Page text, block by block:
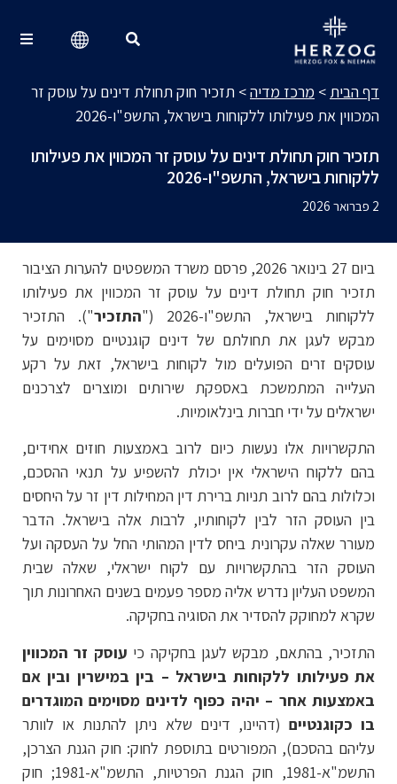
דף הבית > מרכז מדיה> תזכיר חוק תחולת דינים על עוסק זר
המכווין את פעילותו ללקוחות בישראל, התשפ"ו-2026
תזכיר חוק תחולת דינים על עוסק זר המכווין את פעילותו
ללקוחות בישראל, התשפ"ו-2026
2 פברואר 2026
ביום 27 בינואר 2026, פרסם משרד המשפטים להערות הציבור
תזכיר חוק תחולת דינים על עוסק זר המכווין את פעילותו
ללקוחות בישראל, התשפ"ו-2026 ("
התזכיר"). התזכיר
מבקש לעגן את תחולתם של דינים קוגנטיים מסוימים על
עוסקים זרים הפועלים מול לקוחות בישראל, זאת על רקע
העלייה המתמשכת באספקת שירותים ומוצרים לצרכנים
ישראלים על ידי חברות בינלאומיות.
התקשרויות אלו נעשות כיום לרוב באמצעות חוזים אחידים,
בהם ללקוח הישראלי אין יכולת להשפיע על תנאי ההסכם,
וכלולות בהם לרוב תניות ברירת דין המחילות דין זר על היחסים
בין העוסק הזר לבין לקוחותיו, לרבות אלה בישראל. הדבר
מעורר שאלה עקרונית ביחס לדין המהותי החל על העסקה ועל
העוסק הזר בהתקשרויות עם לקוח ישראלי, שאלה שבית
המשפט העליון נדרש אליה מספר פעמים בשנים האחרונות תוך
שקרא למחוקק להסדיר את הסוגיה בחקיקה.
התזכיר, בהתאם, מבקש לעגן בחקיקה כי עוסק זר המכווין
את פעילותו ללקוחות בישראל – בין במישרין ובין אם
באמצעות אחר – יהיה כפוף לדינים מסוימים המוגדרים
בו כקוגנטיים (דהיינו, דינים שלא ניתן להתנות או לוותר
עליהם בהסכם), המפורטים בתוספת לחוק: חוק הגנת הצרכן,
התשמ"א-1981, חוק הגנת הפרטיות, התשמ"א-1981; חוק